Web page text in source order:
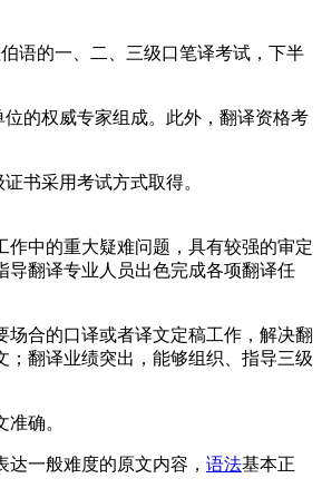
语的一、二、三级口笔译考试，下半
的权威专家组成。此外，翻译资格考
书采用考试方式取得。
中的重大疑难问题，具有较强的审定
导翻译专业人员出色完成各项翻译任
合的口译或者译文定稿工作，解决翻
翻译业绩突出，能够组织、指导三级
确。
一般难度的原文内容， 语法基本正